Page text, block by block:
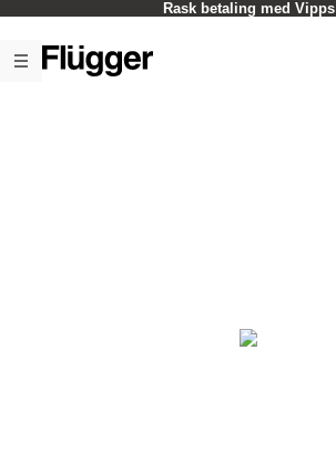
Rask betaling med Vipps